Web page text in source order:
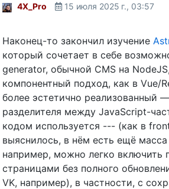
4X_Pro 15 июля 2025 г., 03:57
Наконец-то закончил изучение
который сочетает в себе
generator, обычной CMS на
компонентный подход, как в Vue/
более эстетично реализованный
разделителя между JavaScript-
кодом используется --- (как в
выяснилось, в нём есть ещё
например, можно легко включить
страницами без полного
VK, например), в частности, с